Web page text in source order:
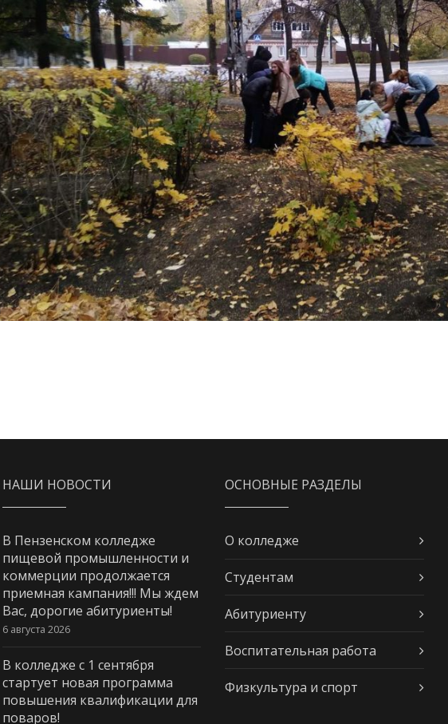
НАШИ НОВОСТИ
В Пензенском колледже
пищевой промышленности и
коммерции продолжается
приемная кампания!!! Мы ждем
Вас, дорогие абитуриенты!
6 августа 2026
В колледже с 1 сентября
стартует новая программа
повышения квалификации для
поваров!
ОСНОВНЫЕ РАЗДЕЛЫ
О колледже
Студентам
Абитуриенту
Воспитательная работа
Физкультура и спорт